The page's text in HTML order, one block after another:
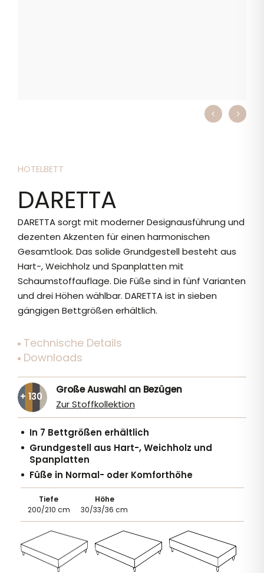
HOTELBETT
DARETTA
DARETTA sorgt mit moderner Designausführung und
dezenten Akzenten für einen harmonischen
Gesamtlook. Das solide Grundgestell besteht aus
Hart-, Weichholz und Spanplatten mit
Schaumstoffauflage. Die Füße sind in fünf Varianten
und drei Höhen wählbar. DARETTA ist in sieben
gängigen Bettgrößen erhältlich.
Technische Details
Downloads
+ 130
Große Auswahl an Bezügen
Zur Stoffkollektion
In 7 Bettgrößen erhältlich
Grundgestell aus Hart-, Weichholz und
Spanplatten
Füße in Normal- oder Komforthöhe
Tiefe
Höhe
200/210 cm
30/33/36 cm